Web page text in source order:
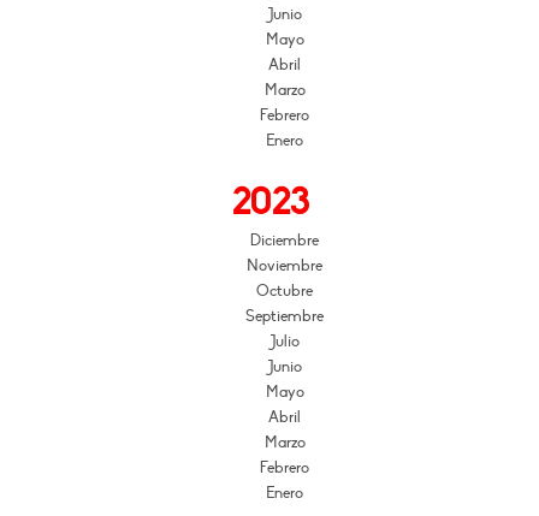
Junio
Mayo
Abril
Marzo
Febrero
Enero
2023
Diciembre
Noviembre
Octubre
Septiembre
Julio
Junio
Mayo
Abril
Marzo
Febrero
Enero